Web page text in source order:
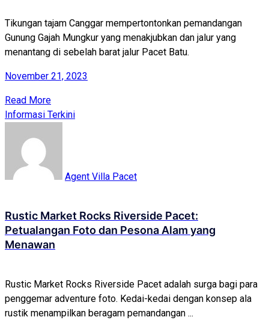
Tikungan tajam Canggar mempertontonkan pemandangan
Gunung Gajah Mungkur yang menakjubkan dan jalur yang
menantang di sebelah barat jalur Pacet Batu.
November 21, 2023
Read More
Informasi Terkini
Agent Villa Pacet
Rustic Market Rocks Riverside Pacet:
Petualangan Foto dan Pesona Alam yang
Menawan
Rustic Market Rocks Riverside Pacet adalah surga bagi para
penggemar adventure foto. Kedai-kedai dengan konsep ala
rustik menampilkan beragam pemandangan ...